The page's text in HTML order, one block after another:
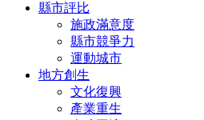
縣市評比
施政滿意度
縣市競爭力
運動城市
地方創生
文化復興
產業重生